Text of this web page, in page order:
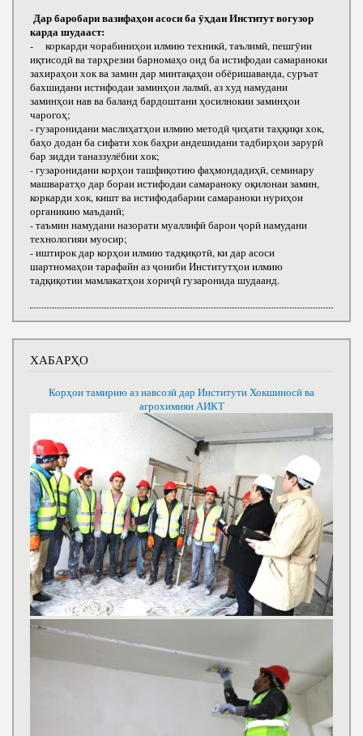
Дар баробари вазифаҳои асоси ба ӯҳдаи Институт вогузор
карда шудааст:
- коркарди чорабиниҳои илмию техникӣ, таълимӣ, пешгӯии
иқтисодӣ ва тарҳрезии барномаҳо оид ба истифодаи самараноки
захираҳои хок ва замин дар минтақаҳои обёришаванда, суръат
бахшидани истифодаи заминҳои лалмӣ, аз худ намудани
заминҳои нав ва баланд бардоштани ҳосилнокии заминҳои
чарогоҳ;
- гузаронидани маслиҳатҳои илмию методӣ ҷиҳати таҳқиқи хок,
баҳо додан ба сифати хок баҳри андешидани тадбирҳои зарурӣ
бар зидди таназзулёбии хок;
- гузаронидани корҳои ташфиқотию фаҳмондадиҳӣ, семинару
машваратҳо дар бораи истифодаи самараноку оқилонаи замин,
коркарди хок, кишт ва истифодабарии самараноки нуриҳои
органикию маъданӣ;
- таъмин намудани назорати муаллифӣ барои ҷорӣ намудани
технологияи муосир;
- иштирок дар корҳои илмию тадқиқотӣ, ки дар асоси
шартномаҳои тарафайн аз ҷониби Институтҳои илмию
тадқиқотии мамлакатҳои хориҷӣ гузаронида шудаанд.
ХАБАРҲО
Корҳои тамирию аз навсозӣ дар Институти Хокшиносӣ ва
агрохимияи АИКТ